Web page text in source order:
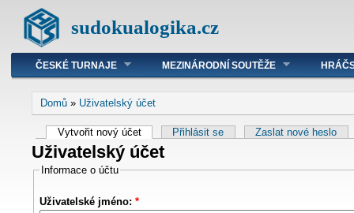
sudokualogika.cz
ČESKÉ TURNAJE MEZINÁRODNÍ SOUTĚŽE
Domů » Uživatelský účet
Vytvořit nový účet Přihlásit se Zaslat nové heslo
Uživatelský účet
Informace o účtu
Uživatelské jméno: *